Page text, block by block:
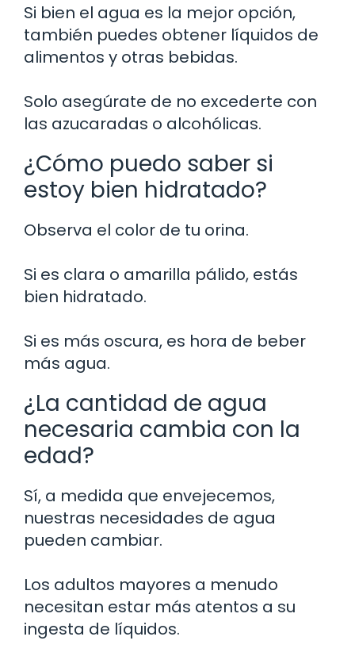
Si bien el agua es la mejor opción,
también puedes obtener líquidos de
alimentos y otras bebidas.
Solo asegúrate de no excederte con
las azucaradas o alcohólicas.
¿Cómo puedo saber si
estoy bien hidratado?
Observa el color de tu orina.
Si es clara o amarilla pálido, estás
bien hidratado.
Si es más oscura, es hora de beber
más agua.
¿La cantidad de agua
necesaria cambia con la
edad?
Sí, a medida que envejecemos,
nuestras necesidades de agua
pueden cambiar.
Los adultos mayores a menudo
necesitan estar más atentos a su
ingesta de líquidos.